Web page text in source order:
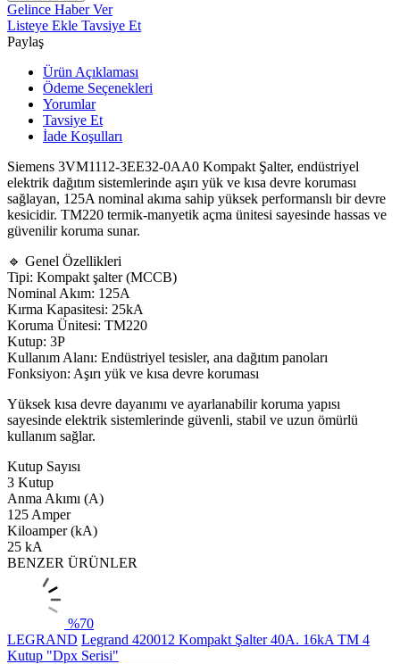
Gelince Haber Ver
Listeye Ekle Tavsiye Et
Paylaş
Ürün Açıklaması
Ödeme Seçenekleri
Yorumlar
Tavsiye Et
İade Koşulları
Siemens 3VM1112-3EE32-0AA0 Kompakt Şalter, endüstriyel
elektrik dağıtım sistemlerinde aşırı yük ve kısa devre koruması
sağlayan, 125A nominal akıma sahip yüksek performanslı bir devre
kesicidir. TM220 termik-manyetik açma ünitesi sayesinde hassas ve
güvenilir koruma sunar.
🔹 Genel Özellikleri
Tipi: Kompakt şalter (MCCB)
Nominal Akım: 125A
Kırma Kapasitesi: 25kA
Koruma Ünitesi: TM220
Kutup: 3P
Kullanım Alanı: Endüstriyel tesisler, ana dağıtım panoları
Fonksiyon: Aşırı yük ve kısa devre koruması
Yüksek kısa devre dayanımı ve ayarlanabilir koruma yapısı
sayesinde elektrik sistemlerinde güvenli, stabil ve uzun ömürlü
kullanım sağlar.
Kutup Sayısı
3 Kutup
Anma Akımı (A)
125 Amper
Kiloamper (kA)
25 kA
BENZER ÜRÜNLER
%70
LEGRAND Legrand 420012 Kompakt Şalter 40A. 16kA TM 4
Kutup "Dpx Serisi"